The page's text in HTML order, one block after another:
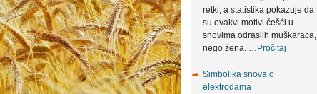
retki, a statistika pokazuje da
su ovakvi motivi ćešći u
snovima odraslih muškaraca,
nego žena. … Pročitaj
Simbolika snova o
elektrodama